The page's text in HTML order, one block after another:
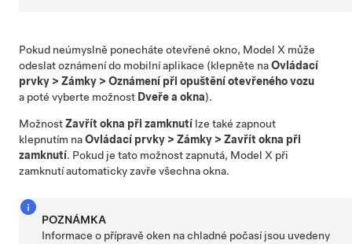
Pokud neúmyslně ponecháte otevřené okno, Model X může
odeslat oznámení do mobilní aplikace (klepněte naOvládací
prvky > Zámky > Oznámení při opuštění otevřeného vozu
a poté vyberte možnost Dveře a okna).
MožnostZavřít okna při zamknutí lze také zapnout
klepnutím naOvládací prvky > Zámky > Zavřít okna při
zamknutí. Pokud je tato možnost zapnutá, Model X při
zamknutí automaticky zavře všechna okna.
POZNÁMKA
Informace o přípravě oken na chladné počasí jsou uvedeny